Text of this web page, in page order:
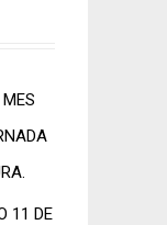
11 DE